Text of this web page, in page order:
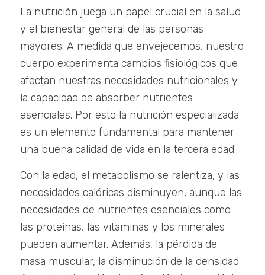
La nutrición juega un papel crucial en la salud
y el bienestar general de las personas
mayores. A medida que envejecemos, nuestro
cuerpo experimenta cambios fisiológicos que
afectan nuestras necesidades nutricionales y
la capacidad de absorber nutrientes
esenciales. Por esto la nutrición especializada
es un elemento fundamental para mantener
una buena calidad de vida en la tercera edad.
Con la edad, el metabolismo se ralentiza, y las
necesidades calóricas disminuyen, aunque las
necesidades de nutrientes esenciales como
las proteínas, las vitaminas y los minerales
pueden aumentar. Además, la pérdida de
masa muscular, la disminución de la densidad